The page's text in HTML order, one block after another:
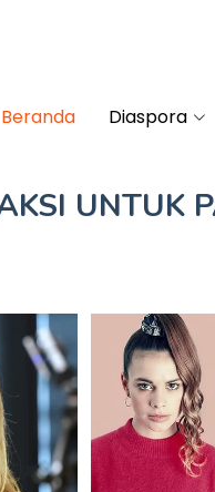
Beranda Diaspora
UNTUK